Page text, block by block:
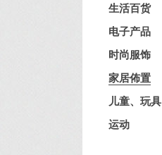
生活百货
电子产品
时尚服饰
家居佈置
儿童、玩具
运动